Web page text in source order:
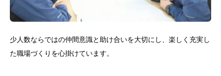
少人数ならではの仲間意識と助け合いを大切にし、楽しく充実し
た職場づくりを心掛けています。